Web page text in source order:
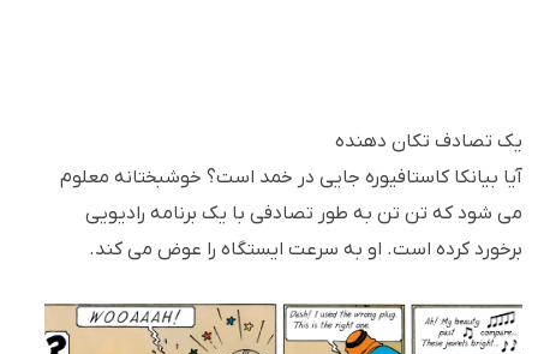
یک تصادف تکان دهنده
آیا بیانکا کاستافیوره جایی در خمد است؟ خوشبختانه معلوم
می شود که تن تن به طور تصادفی با یک برنامه رادیویی
برخورد کرده است. او به سرعت ایستگاه را عوض می کند.